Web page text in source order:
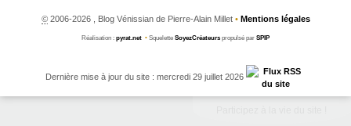
©2006-2026 , Blog Vénissian de Pierre-Alain Millet • Mentions légales
Réalisation : pyrat.net • Squelette SoyezCréateurs propulsé par SPIP
Dernière mise à jour du site : mercredi 29 juillet 2026